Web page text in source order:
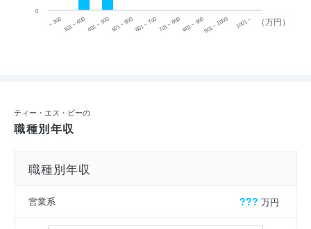
（万円）
~ 300 301 ~ 400 401 ~ 500501 ~ 600601 ~ 700701 ~ 800801 ~ 900901 ~ 1000 1001 ~
0
ティー・エス・ビーの
職種別年収
職種別年収
営業系 ??? 万円